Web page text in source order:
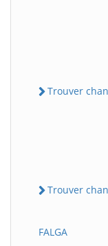
Trouver
Trouver
FALGA